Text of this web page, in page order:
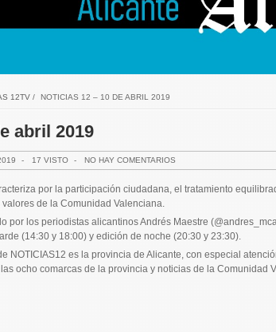
12TV/ NOTICIAS 12 – 10 DE ABRIL 2019
abril 2019
- 17 VISTO - NO HAY COMENTARIOS
por la participación ciudadana, el tratamiento
de la Comunidad Valenciana.
por los periodistas alicantinos Andrés Maestre
(14:30 y 18:00) y edición de noche (20:30 y 23:30).
NOTICIAS12 es la provincia de Alicante, con especial
ocho comarcas de la provincia y noticias de la Comunidad